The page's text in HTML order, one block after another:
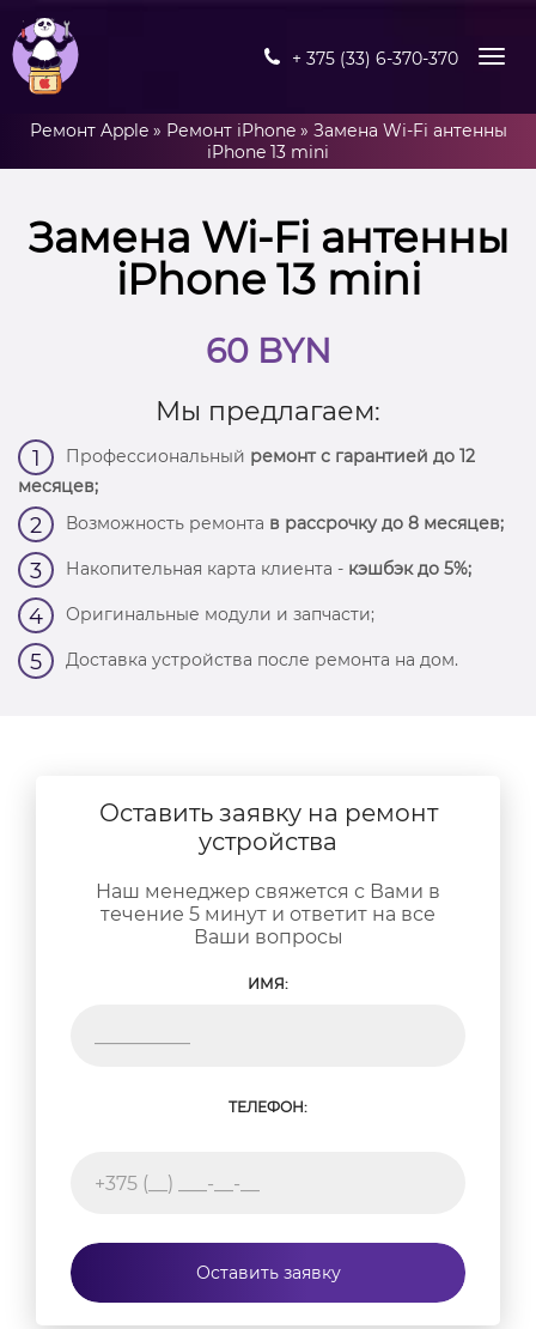
+ 375 (33) 6-370-370
Ремонт Apple» Ремонт iPhone» Замена Wi-Fi антенны
iPhone 13 mini
Замена Wi-Fi антенны
iPhone 13 mini
60 BYN
Мы предлагаем:
1 Профессиональный ремонт с гарантией до 12
месяцев;
2 Возможность ремонта в рассрочку до 8 месяцев;
3 Накопительная карта клиента - кэшбэк до 5%;
4 Оригинальные модули и запчасти;
5 Доставка устройства после ремонта на дом.
Оставить заявку на ремонт
устройства
Наш менеджер свяжется с Вами в
течение 5 минут и ответит на все
Ваши вопросы
ИМЯ:
ТЕЛЕФОН:
Оставить заявку